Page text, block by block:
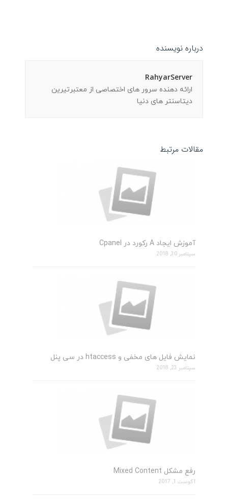
درباره نویسنده
RahyarServer
ارائه دهنده سرور های اختصاصی از معتبرتیرین
دیتاسنتر های دنیا
مقالات مرتبط
آموزش ایجاد A رکورد در Cpanel
سپتامبر 30, 2018
نمایش فایل های مخفی و htaccess در سی پنل
سپتامبر 23, 2018
رفع مشکل Mixed Content
آگوست 1, 2017